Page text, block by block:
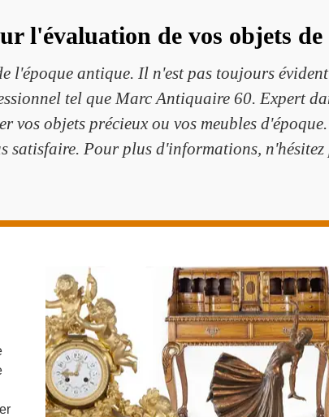
l'évaluation de vos objets de
l'époque antique. Il n'est pas toujours
tel que Marc Antiquaire 60. Expert
objets précieux ou vos meubles
satisfaire. Pour plus d'informations,